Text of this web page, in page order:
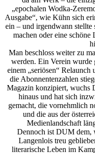
„epochalen Wodka-
Ausgabe“, wie Kühn sich
ein – und irgendwann
machen oder eine
Man beschloss weiter zu
werden. Ein Verein wurde
einem „seriösen“
die Abonnentenzahlen
Magazin konzipiert, wuchs
hinaus und hat sich
gemacht, die vornehmlich
und die aus der
Medienlandschaft
Dennoch ist DUM dem,
Langenlois treu
literarische Leben im